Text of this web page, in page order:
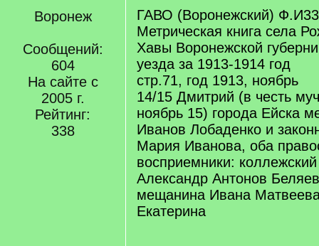
Воронеж
Сообщений:
604
На сайте с
2005 г.
Рейтинг:
338
ГАВО (Воронежский)
Метрическая книга села
Хавы Воронежской
уезда за 1913-1914 год
стр.71, год 1913, ноябрь
14/15 Дмитрий (в честь
ноябрь 15) города Ейска
Иванов Лобаденко и
Мария Иванова, оба
восприемники: коллежский
Александр Антонов
мещанина Ивана
Екатерина